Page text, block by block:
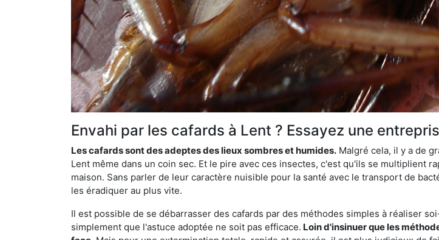
Envahi par les cafards à Lent ? Essayez une
Les cafards sont des adeptes des lieux sombres et humides. Malgré cela, il y a de
Lent même dans un coin sec. Et le pire avec ces insectes, c'est qu'ils se multiplient
maison. Sans parler de leur caractère nuisible pour la santé avec le transport de
les éradiquer au plus vite.
Il est possible de se débarrasser des cafards par des méthodes simples à réaliser
simplement que l'astuce adoptée ne soit pas efficace. Loin d'insinuer que les